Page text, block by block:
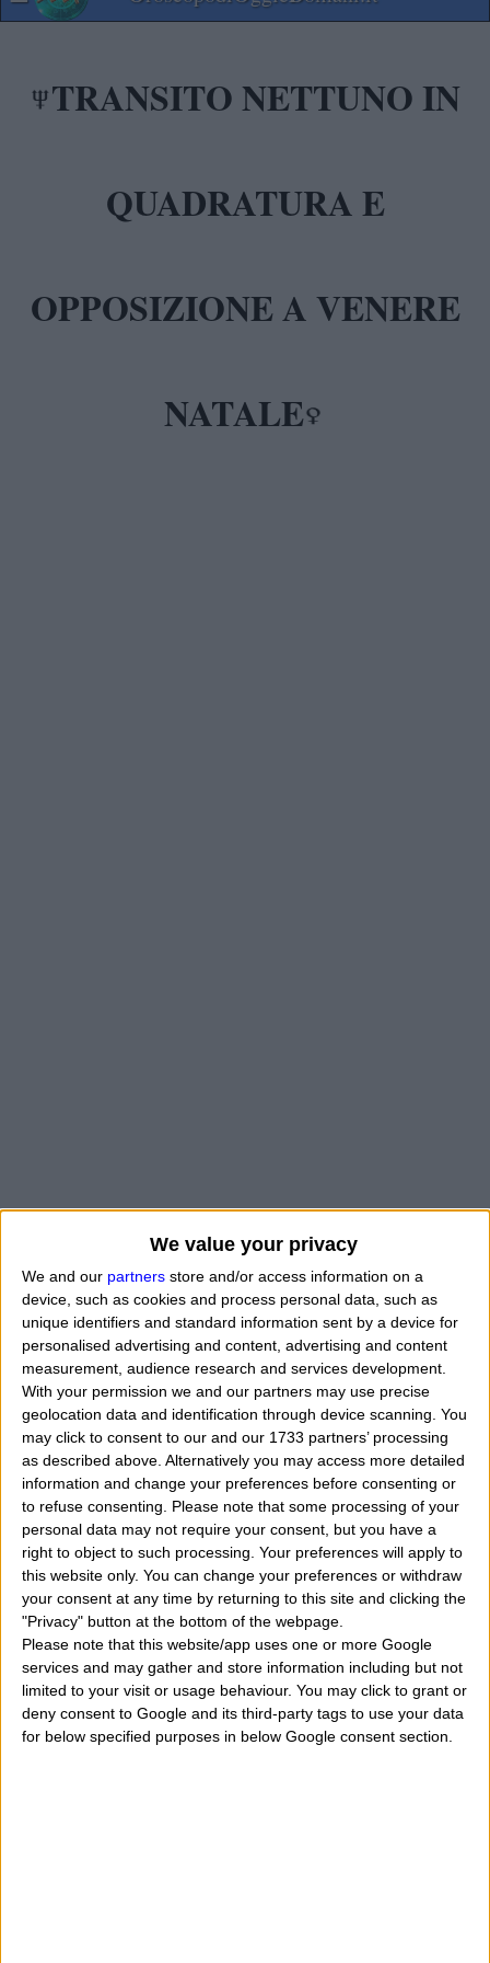
We value your privacy
We and our partners store and/or access information on a
device, such as cookies and process personal data, such as
unique identifiers and standard information sent by a device for
personalised advertising and content, advertising and content
measurement, audience research and services development.
With your permission we and our partners may use precise
geolocation data and identification through device scanning. You
may click to consent to our and our 1733 partners’ processing
as described above. Alternatively you may access more detailed
information and change your preferences before consenting or
to refuse consenting.
Please note that some processing of your
personal data may not require your consent, but you have a
right to object to such processing. Your preferences will apply to
this website only. You can change your preferences or withdraw
your consent at any time by returning to this site and clicking the
"Privacy" button at the bottom of the webpage.
Please note that this website/app uses one or more Google
services and may gather and store information including but not
limited to your visit or usage behaviour. You may click to grant or
deny consent to Google and its third-party tags to use your data
for below specified purposes in below Google consent section.
TRANSITO NETTUNO IN
QUADRATURA E
OPPOSIZIONE A VENERE
NATALE
Ho Nettuno di transito che si oppone o che quadra
Venere nel tema di nascita. Cosa comporta?" Cosa può
significare avere Nettuno che forma cattivi aspetti
come la quadratura e l'opposizione con la nostra
Venere natale? Che senso dare adun passaggio
sfavorevole di Nettuno sul pianeta Venere nella
nostra carta del cielo di nascita?Cosa vuol dire
avere il pianeta Nettuno quadrato oppure opposto con
Venere natale? Il transito di Nettuno in quadratura ed